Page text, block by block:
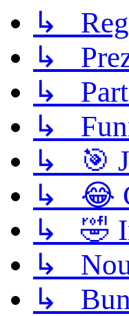
↳
↳
↳
↳
↳ 🎯
↳ 😂
↳ 🤣
↳
↳ Bun